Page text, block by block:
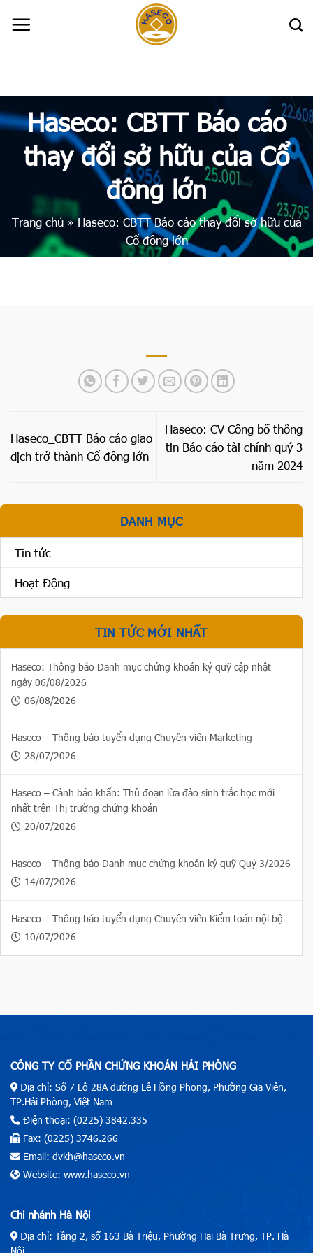
Haseco: CBTT Báo cáo
thay đổi sở hữu của Cổ
đông lớn
Trang chủ»Haseco: CBTT Báo cáo thay đổi sở hữu của
Cổ đông lớn
Haseco_CBTT Báo cáo giao
dịch trở thành Cổ đông lớn
Haseco: CV Công bố thông
tin Báo cáo tài chính quý 3
năm 2024
DANH MỤC
Tin tức
Hoạt Động
TIN TỨC MỚI NHẤT
Haseco: Thông báo Danh mục chứng khoán ký quỹ cập nhật
ngày 06/08/2026
06/08/2026
Haseco – Thông báo tuyển dụng Chuyên viên Marketing
28/07/2026
Haseco – Cảnh báo khẩn: Thủ đoạn lừa đảo sinh trắc học mới
nhất trên Thị trường chứng khoán
20/07/2026
Haseco – Thông báo Danh mục chứng khoán ký quỹ Quý 3/2026
14/07/2026
Haseco – Thông báo tuyển dụng Chuyên viên Kiểm toán nội bộ
10/07/2026
CÔNG TY CỔ PHẦN CHỨNG KHOÁN HẢI PHÒNG
Địa chỉ: Số 7 Lô 28A đường Lê Hồng Phong, Phường Gia Viên,
TP.Hải Phòng, Việt Nam
Điện thoại: (0225) 3842.335
Fax: (0225) 3746.266
Email: dvkh@haseco.vn
Website: www.haseco.vn
Chi nhánh Hà Nội
Địa chỉ: Tầng 2, số 163 Bà Triệu, Phường Hai Bà Trưng, TP. Hà